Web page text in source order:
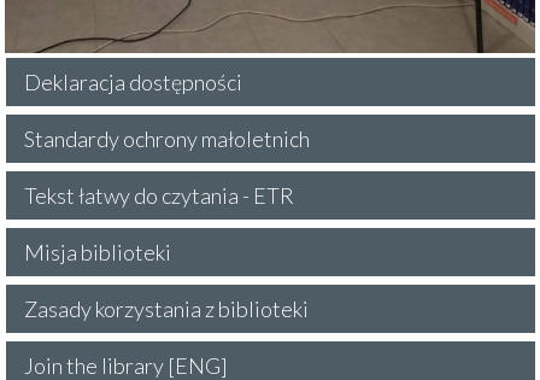
Deklaracja dostępności
Standardy ochrony małoletnich
Tekst łatwy do czytania - ETR
Misja biblioteki
Zasady korzystania z biblioteki
Join the library [ENG]